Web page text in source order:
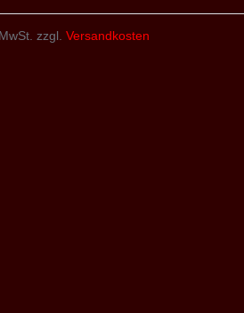
zzgl. Versandkosten